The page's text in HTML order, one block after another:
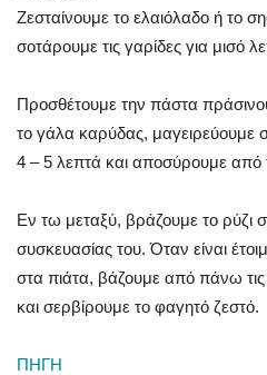
Ζεσταίνουμε το ελαιόλαδο ή το
σοτάρουμε τις γαρίδες για μισό
Προσθέτουμε την πάστα
το γάλα καρύδας, μαγειρεύουμε
4 – 5 λεπτά και αποσύρουμε από
Εν τω μεταξύ, βράζουμε το ρύζι
συσκευασίας του. Όταν είναι
στα πιάτα, βάζουμε από πάνω
και σερβίρουμε το φαγητό ζεστό.
ΠΗΓΗ